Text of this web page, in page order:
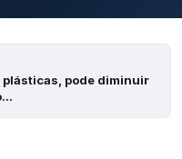
plásticas, pode diminuir